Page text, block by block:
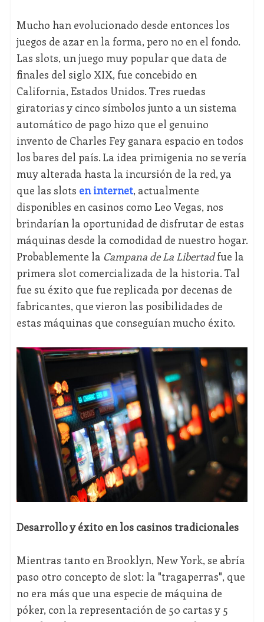
Mucho han evolucionado desde entonces los
juegos de azar en la forma, pero no en el fondo.
Las slots, un juego muy popular que data de
finales del siglo XIX, fue concebido en
California, Estados Unidos. Tres ruedas
giratorias y cinco símbolos junto a un sistema
automático de pago hizo que el genuino
invento de Charles Fey ganara espacio en todos
los bares del país. La idea primigenia no se vería
muy alterada hasta la incursión de la red, ya
que las slots en internet, actualmente
disponibles en casinos como Leo Vegas, nos
brindarían la oportunidad de disfrutar de estas
máquinas desde la comodidad de nuestro hogar.
Probablemente la Campana de La Libertadfue la
primera slot comercializada de la historia. Tal
fue su éxito que fue replicada por decenas de
fabricantes, que vieron las posibilidades de
estas máquinas que conseguían mucho éxito.
Desarrollo y éxito en los casinos tradicionales
Mientras tanto en Brooklyn, New York, se abría
paso otro concepto de slot: la "tragaperras", que
no era más que una especie de máquina de
póker, con la representación de 50 cartas y 5